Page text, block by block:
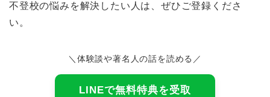
不登校の悩みを解決したい人は、ぜひご登録くださ
い。
＼体験談や著名人の話を読める／
LINEで無料特典を受取